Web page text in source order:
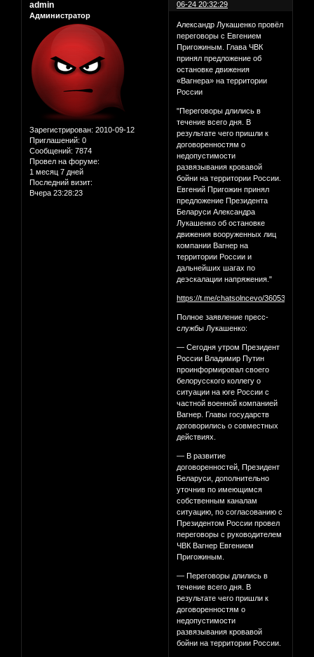
06-24 20:32:29
admin
Администратор
Зарегистрирован: 2010-09-12
Приглашений: 0
Сообщений: 7874
Провел на форуме:
1 месяц 7 дней
Последний визит:
Вчера 23:28:23
Александр Лукашенко провёл
переговоры с Евгением
Пригожиным. Глава ЧВК
принял предложение об
остановке движения
«Вагнера» на территории
России
"Переговоры длились в
течение всего дня. В
результате чего пришли к
договоренностям о
недопустимости
развязывания кровавой
бойни на территории России.
Евгений Пригожин принял
предложение Президента
Беларуси Александра
Лукашенко об остановке
движения вооруженных лиц
компании Вагнер на
территории России и
дальнейших шагах по
деэскалации напряжения."
https://t.me/chatsolncevo/360535
Полное заявление пресс-
службы Лукашенко:
— Сегодня утром Президент
России Владимир Путин
проинформировал своего
белорусского коллегу о
ситуации на юге России с
частной военной компанией
Вагнер. Главы государств
договорились о совместных
действиях.
— В развитие
договоренностей, Президент
Беларуси, дополнительно
уточнив по имеющимся
собственным каналам
ситуацию, по согласованию с
Президентом России провел
переговоры с руководителем
ЧВК Вагнер Евгением
Пригожиным.
— Переговоры длились в
течение всего дня. В
результате чего пришли к
договоренностям о
недопустимости
развязывания кровавой
бойни на территории России.